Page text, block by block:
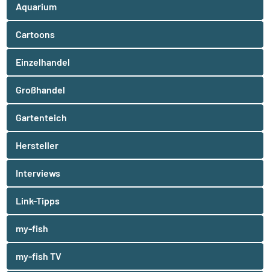
Aquarium
Cartoons
Einzelhandel
Großhandel
Gartenteich
Hersteller
Interviews
Link-Tipps
my-fish
my-fish TV